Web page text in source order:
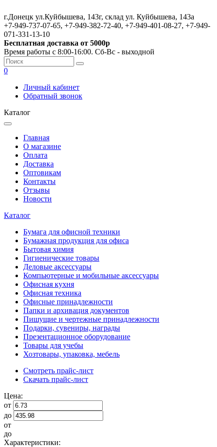
г.Донецк ул.Куйбышева, 143г, склад ул. Куйбышева, 143а
+7-949-737-07-65, +7-949-382-72-40, +7-949-401-08-27, +7-949-
071-331-13-10
Бесплатная доставка от 5000р
Время работы с 8:00-16:00. Сб-Вс - выходной
0
Личный кабинет
Обратный звонок
Каталог
Главная
О магазине
Оплата
Доставка
Оптовикам
Контакты
Отзывы
Новости
Каталог
Бумага для офисной техники
Бумажная продукция для офиса
Бытовая химия
Гигиенические товары
Деловые аксессуары
Компьютерные и мобильные аксессуары
Офисная кухня
Офисная техника
Офисные принадлежности
Папки и архивация документов
Пишущие и чертежные принадлежности
Подарки, сувениры, награды
Презентационное оборудование
Товары для учебы
Хозтовары, упаковка, мебель
Смотреть прайс-лист
Скачать прайс-лист
Цена:
от
до
от
до
Характеристики: